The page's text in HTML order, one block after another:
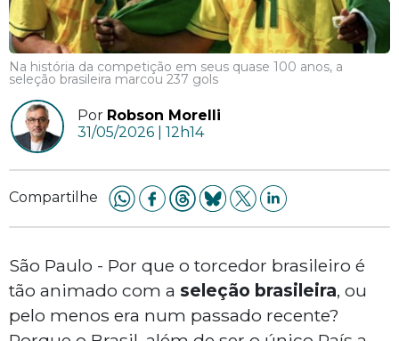
Na história da competição em seus quase 100 anos, a
seleção brasileira marcou 237 gols
Por Robson Morelli
31/05/2026 | 12h14
Compartilhe
São Paulo - Por que o torcedor brasileiro é
tão animado com a seleção brasileira, ou
pelo menos era num passado recente?